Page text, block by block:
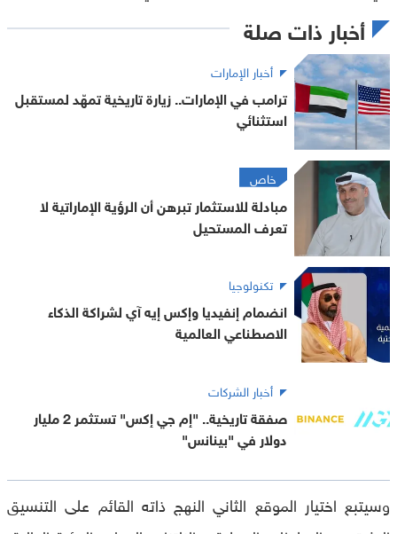
أخبار ذات صلة
أخبار الإمارات
ترامب في الإمارات.. زيارة تاريخية تمهّد لمستقبل
استثنائي
خاص
مبادلة للاستثمار تبرهن أن الرؤية الإماراتية لا
تعرف المستحيل
تكنولوجيا
انضمام إنفيديا وإكس إيه آي لشراكة الذكاء
الاصطناعي العالمية
أخبار الشركات
صفقة تاريخية.. "إم جي إكس" تستثمر 2 مليار
دولار في "بينانس"
وسيتبع اختيار الموقع الثاني النهج ذاته القائم على التنسيق